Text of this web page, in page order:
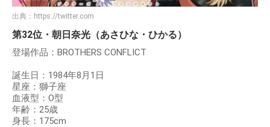
出典： https://twitter.com
第32位・朝日奈光（あさひな・ひかる）
登場作品：BROTHERS CONFLICT
誕生日：1984年8月1日
星座：獅子座
血液型：O型
年齢：25歳
身長：175cm